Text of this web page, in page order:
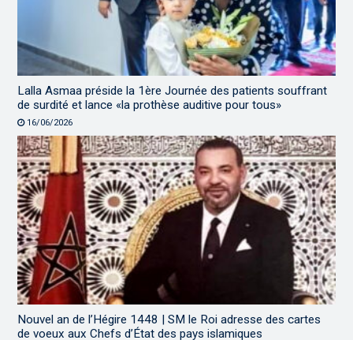
Lalla Asmaa préside la 1ère Journée des patients souffrant
de surdité et lance «la prothèse auditive pour tous»
16/06/2026
Nouvel an de l’Hégire 1448 | SM le Roi adresse des cartes
de voeux aux Chefs d’État des pays islamiques